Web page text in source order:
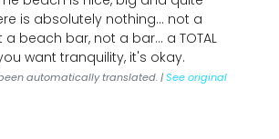
is absolutely nothing... not a
beach bar, not a bar... a TOTAL
want tranquility, it's okay.
automatically translated. |See original